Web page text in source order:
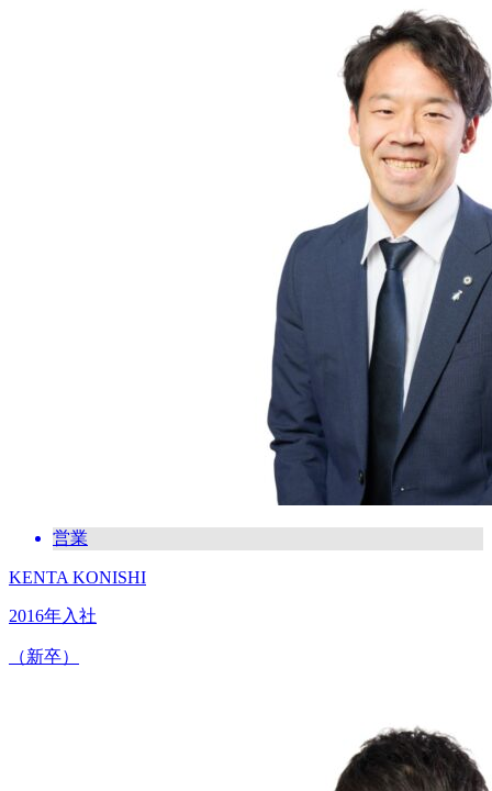
営業
KENTA KONISHI
2016年入社
（新卒）